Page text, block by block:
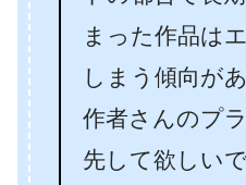
まった作品は
しまう傾向が
作者さんのプ
先して欲しい